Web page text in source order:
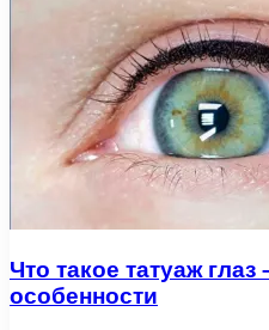
Что такое татуаж
особенности